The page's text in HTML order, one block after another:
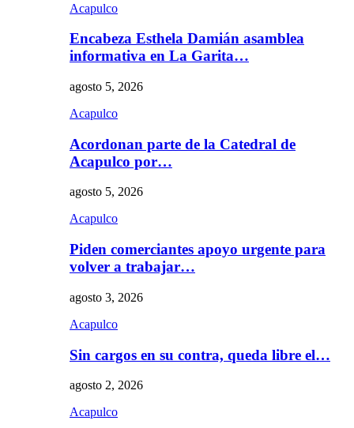
Acapulco
Encabeza Esthela Damián asamblea
informativa en La Garita…
agosto 5, 2026
Acapulco
Acordonan parte de la Catedral de
Acapulco por…
agosto 5, 2026
Acapulco
Piden comerciantes apoyo urgente para
volver a trabajar…
agosto 3, 2026
Acapulco
Sin cargos en su contra, queda libre el…
agosto 2, 2026
Acapulco